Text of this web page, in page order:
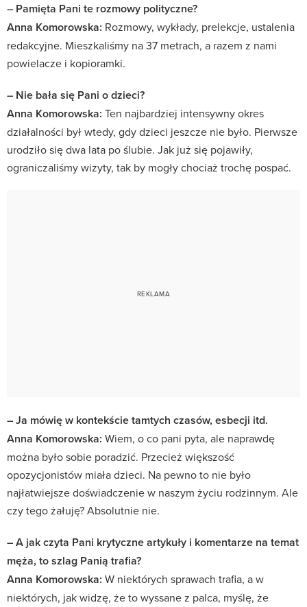
– Pamięta Pani te rozmowy polityczne?
Anna Komorowska: Rozmowy, wykłady, prelekcje, ustalenia
redakcyjne. Mieszkaliśmy na 37 metrach, a razem z nami
powielacze i kopioramki.
– Nie bała się Pani o dzieci?
Anna Komorowska: Ten najbardziej intensywny okres
działalności był wtedy, gdy dzieci jeszcze nie było. Pierwsze
urodziło się dwa lata po ślubie. Jak już się pojawiły,
ograniczaliśmy wizyty, tak by mogły chociaż trochę pospać.
– Ja mówię w kontekście tamtych czasów, esbecji itd.
Anna Komorowska: Wiem, o co pani pyta, ale naprawdę
można było sobie poradzić. Przecież większość
opozycjonistów miała dzieci. Na pewno to nie było
najłatwiejsze doświadczenie w naszym życiu rodzinnym. Ale
czy tego żałuję? Absolutnie nie.
– A jak czyta Pani krytyczne artykuły i komentarze na temat
męża, to szlag Panią trafia?
Anna Komorowska: W niektórych sprawach trafia, a w
niektórych, jak widzę, że to wyssane z palca, myślę, że